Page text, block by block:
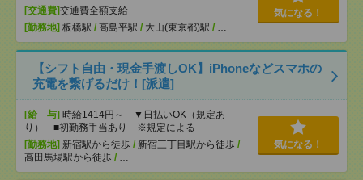
[交通費]交通費全額支給
[勤務地] 板橋駅 / 高島平駅 / 大山(東京都)駅 / …
気になる！
【シフト自由・現金手渡しOK】iPhoneなどスマホの
充電を繋げるだけ！[派遣]
[給 与] 時給1414円～ ▼日払いOK（規定あ
り） ■初勤務手当あり ※規定による
[勤務地] 新宿駅から徒歩 / 新宿三丁目駅から徒歩 /
高田馬場駅から徒歩 / …
気になる！